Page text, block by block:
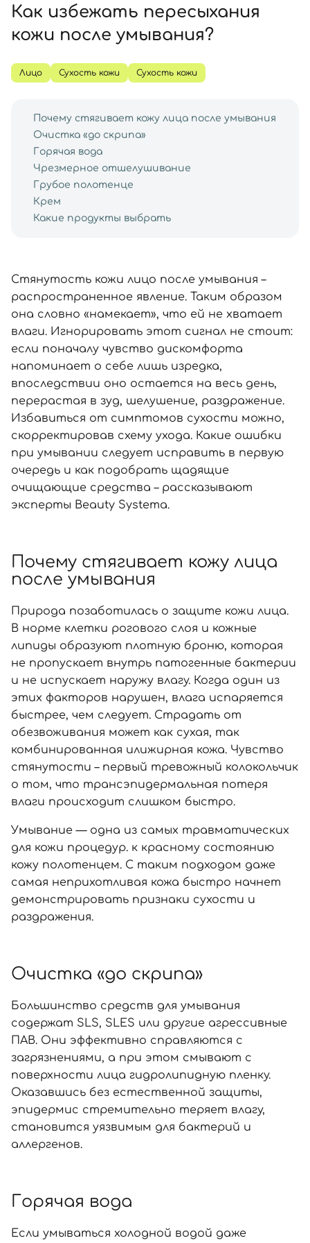
Кремы для тела с SPF
Миниатюры
Бьюти Гаджеты
Наборы
Шея и декольте
Для мужчин
Специальный уход
Для мужчин
Дезодоранты
Автозагар
Лицо Сухость кожи Сухость кожи
Почему стягивает кожу лица после умывания
Очистка «до скрипа»
Горячая вода
Чрезмерное отшелушивание
Грубое полотенце
Крем
Какие продукты выбрать
Как избежать пересыхания
кожи после умывания?
Стянутость кожи лицо после умывания –
распространенное явление. Таким образом
она словно «намекает», что ей не хватает
влаги. Игнорировать этот сигнал не стоит:
если поначалу чувство дискомфорта
напоминает о себе лишь изредка,
впоследствии оно остается на весь день,
перерастая в зуд, шелушение, раздражение.
Избавиться от симптомов сухости можно,
скорректировав схему ухода. Какие ошибки
при умывании следует исправить в первую
очередь и как подобрать щадящие
очищающие средства – рассказывают
эксперты Beauty Systema.
Почему стягивает кожу лица
после умывания
Природа позаботилась о защите кожи лица.
В норме клетки рогового слоя и кожные
липиды образуют плотную броню, которая
не пропускает внутрь патогенные бактерии
и не испускает наружу влагу. Когда один из
этих факторов нарушен, влага испаряется
быстрее, чем следует. Страдать от
обезвоживания может как сухая, так
комбинированная илижирная кожа. Чувство
стянутости – первый тревожный колокольчик
о том, что трансэпидермальная потеря
влаги происходит слишком быстро.
Умывание — одна из самых травматических
для кожи процедур. к красному состоянию
кожу полотенцем. С таким подходом даже
самая неприхотливая кожа быстро начнет
демонстрировать признаки сухости и
раздражения.
Очистка «до скрипа»
Большинство средств для умывания
содержат SLS, SLES или другие агрессивные
ПАВ. Они эффективно справляются с
загрязнениями, а при этом смывают с
поверхности лица гидролипидную пленку.
Оказавшись без естественной защиты,
эпидермис стремительно теряет влагу,
становится уязвимым для бактерий и
аллергенов.
Горячая вода
Если умываться холодной водой даже